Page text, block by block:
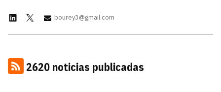
bourey3@gmail.com
2620 noticias publicadas
¿Ya tienes cuenta?